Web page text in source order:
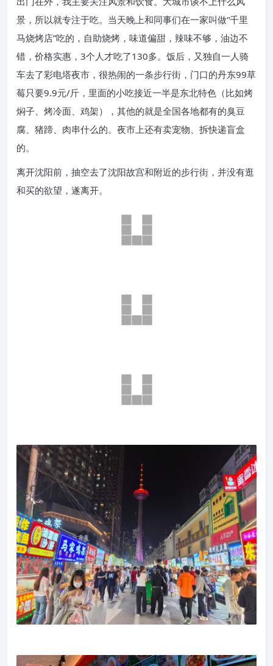
景，所以就专注于吃。当天晚上和同事们在一家叫做“千里
马烧烤店”吃的，自助烧烤，味道偏甜，辣味不够，油边不
错，价格实惠，3个人才吃了130多。饭后，又独自一人骑
车去了彩电塔夜市，很热闹的一条步行街，门口的丹东99草
莓只要9.9元/斤，里面的小吃接近一半是东北特色（比如烤
焖子、烤冷面、鸡架），其他的就是全国各地都有的臭豆
腐、猪蹄、肉串什么的。夜市上还有卖宠物、拆快递盲盒
的。
离开沈阳前，抽空去了沈阳故宫和附近的步行街，并没有逛
和买的欲望，遂离开。